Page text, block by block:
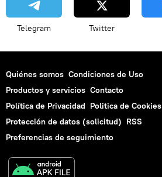
Telegram Twitter
Quiénes somos Condiciones de Uso
Productos y servicios Contacto
Política de Privacidad Politica de Cookies
Protección de datos (solicitud) RSS
Preferencias de seguimiento